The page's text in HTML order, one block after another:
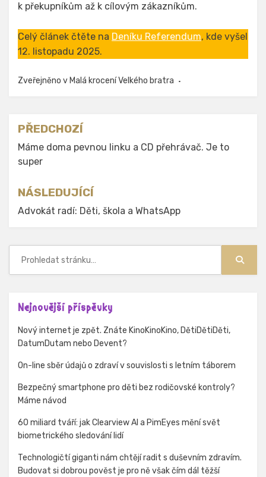
k překupníkům až k cílovým zákazníkům.
Celý článek čtěte na Deníku Referendum, kde vyšel
12. listopadu 2025.
Zveřejněno v Malá krocení Velkého bratra
Navigace
pro
příspěvek
PŘEDCHOZÍ
Máme doma pevnou linku a CD přehrávač. Je to
super
NÁSLEDUJÍCÍ
Advokát radí: Děti, škola a WhatsApp
Nejnovější příspěvky
Nový internet je zpět. Znáte KinoKinoKino, DětiDětiDěti,
DatumDutam nebo Devent?
On-line sběr údajů o zdraví v souvislosti s letním táborem
Bezpečný smartphone pro děti bez rodičovské kontroly?
Máme návod
60 miliard tváří: jak Clearview AI a PimEyes mění svět
biometrického sledování lidí
Technologičtí giganti nám chtějí radit s duševním zdravím.
Budovat si dobrou pověst je pro ně však čím dál těžší